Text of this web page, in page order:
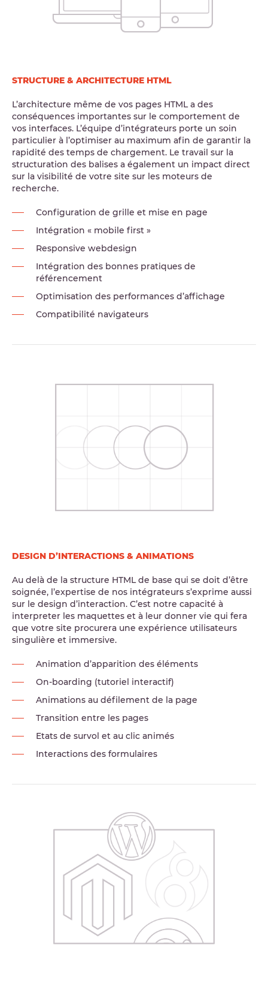
STRUCTURE & ARCHITECTURE HTML
L’architecture même de vos pages HTML a des
conséquences importantes sur le comportement de
vos interfaces. L’équipe d’intégrateurs porte un soin
particulier à l’optimiser au maximum afin de garantir la
rapidité des temps de chargement. Le travail sur la
structuration des balises a également un impact direct
sur la visibilité de votre site sur les moteurs de
recherche.
Configuration de grille et mise en page
Intégration « mobile first »
Responsive webdesign
Intégration des bonnes pratiques de
référencement
Optimisation des performances d’affichage
Compatibilité navigateurs
DESIGN D’INTERACTIONS & ANIMATIONS
Au delà de la structure HTML de base qui se doit d’être
soignée, l’expertise de nos intégrateurs s’exprime aussi
sur le design d’interaction. C’est notre capacité à
interpreter les maquettes et à leur donner vie qui fera
que votre site procurera une expérience utilisateurs
singulière et immersive.
Animation d’apparition des éléments
On-boarding (tutoriel interactif)
Animations au défilement de la page
Transition entre les pages
Etats de survol et au clic animés
Interactions des formulaires